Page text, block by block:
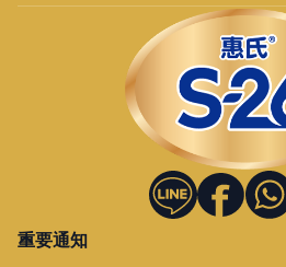
大樹斗南南昌
雲林縣斗南鎮南昌路112號
05-5960102
規劃路線
重要通知